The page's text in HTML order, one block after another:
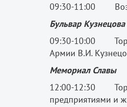
09:30-11:00
Бульвар Кузнецова
09:30-10:00
Армии В.И.
Мемориал Славы
12:00-12:30
предприятиями и